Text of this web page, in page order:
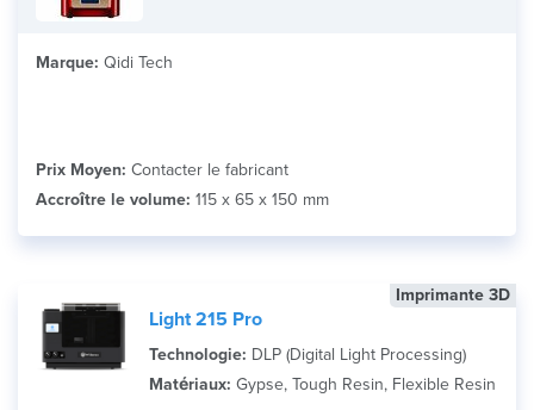
Marque: Qidi Tech
Prix Moyen: Contacter le fabricant
Accroître le volume: 115 x 65 x 150 mm
Imprimante 3D
Light 215 Pro
Technologie: DLP (Digital Light Processing)
Matériaux: Gypse, Tough Resin, Flexible Resin